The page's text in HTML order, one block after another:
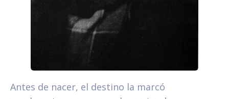
Antes de nacer, el destino la marcó